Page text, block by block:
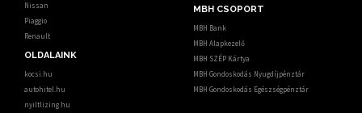
Nissan
Piaggio
Renault
OLDALAINK
kocsi.hu
autohitel.hu
nyiltlizing.hu
MBH CSOPORT
MBH Bank
MBH Alapkezelő
MBH SZÉP Kártya
MBH Gondoskodás Nyugdíjpénztár
MBH Gondoskodás Egészségpénztár